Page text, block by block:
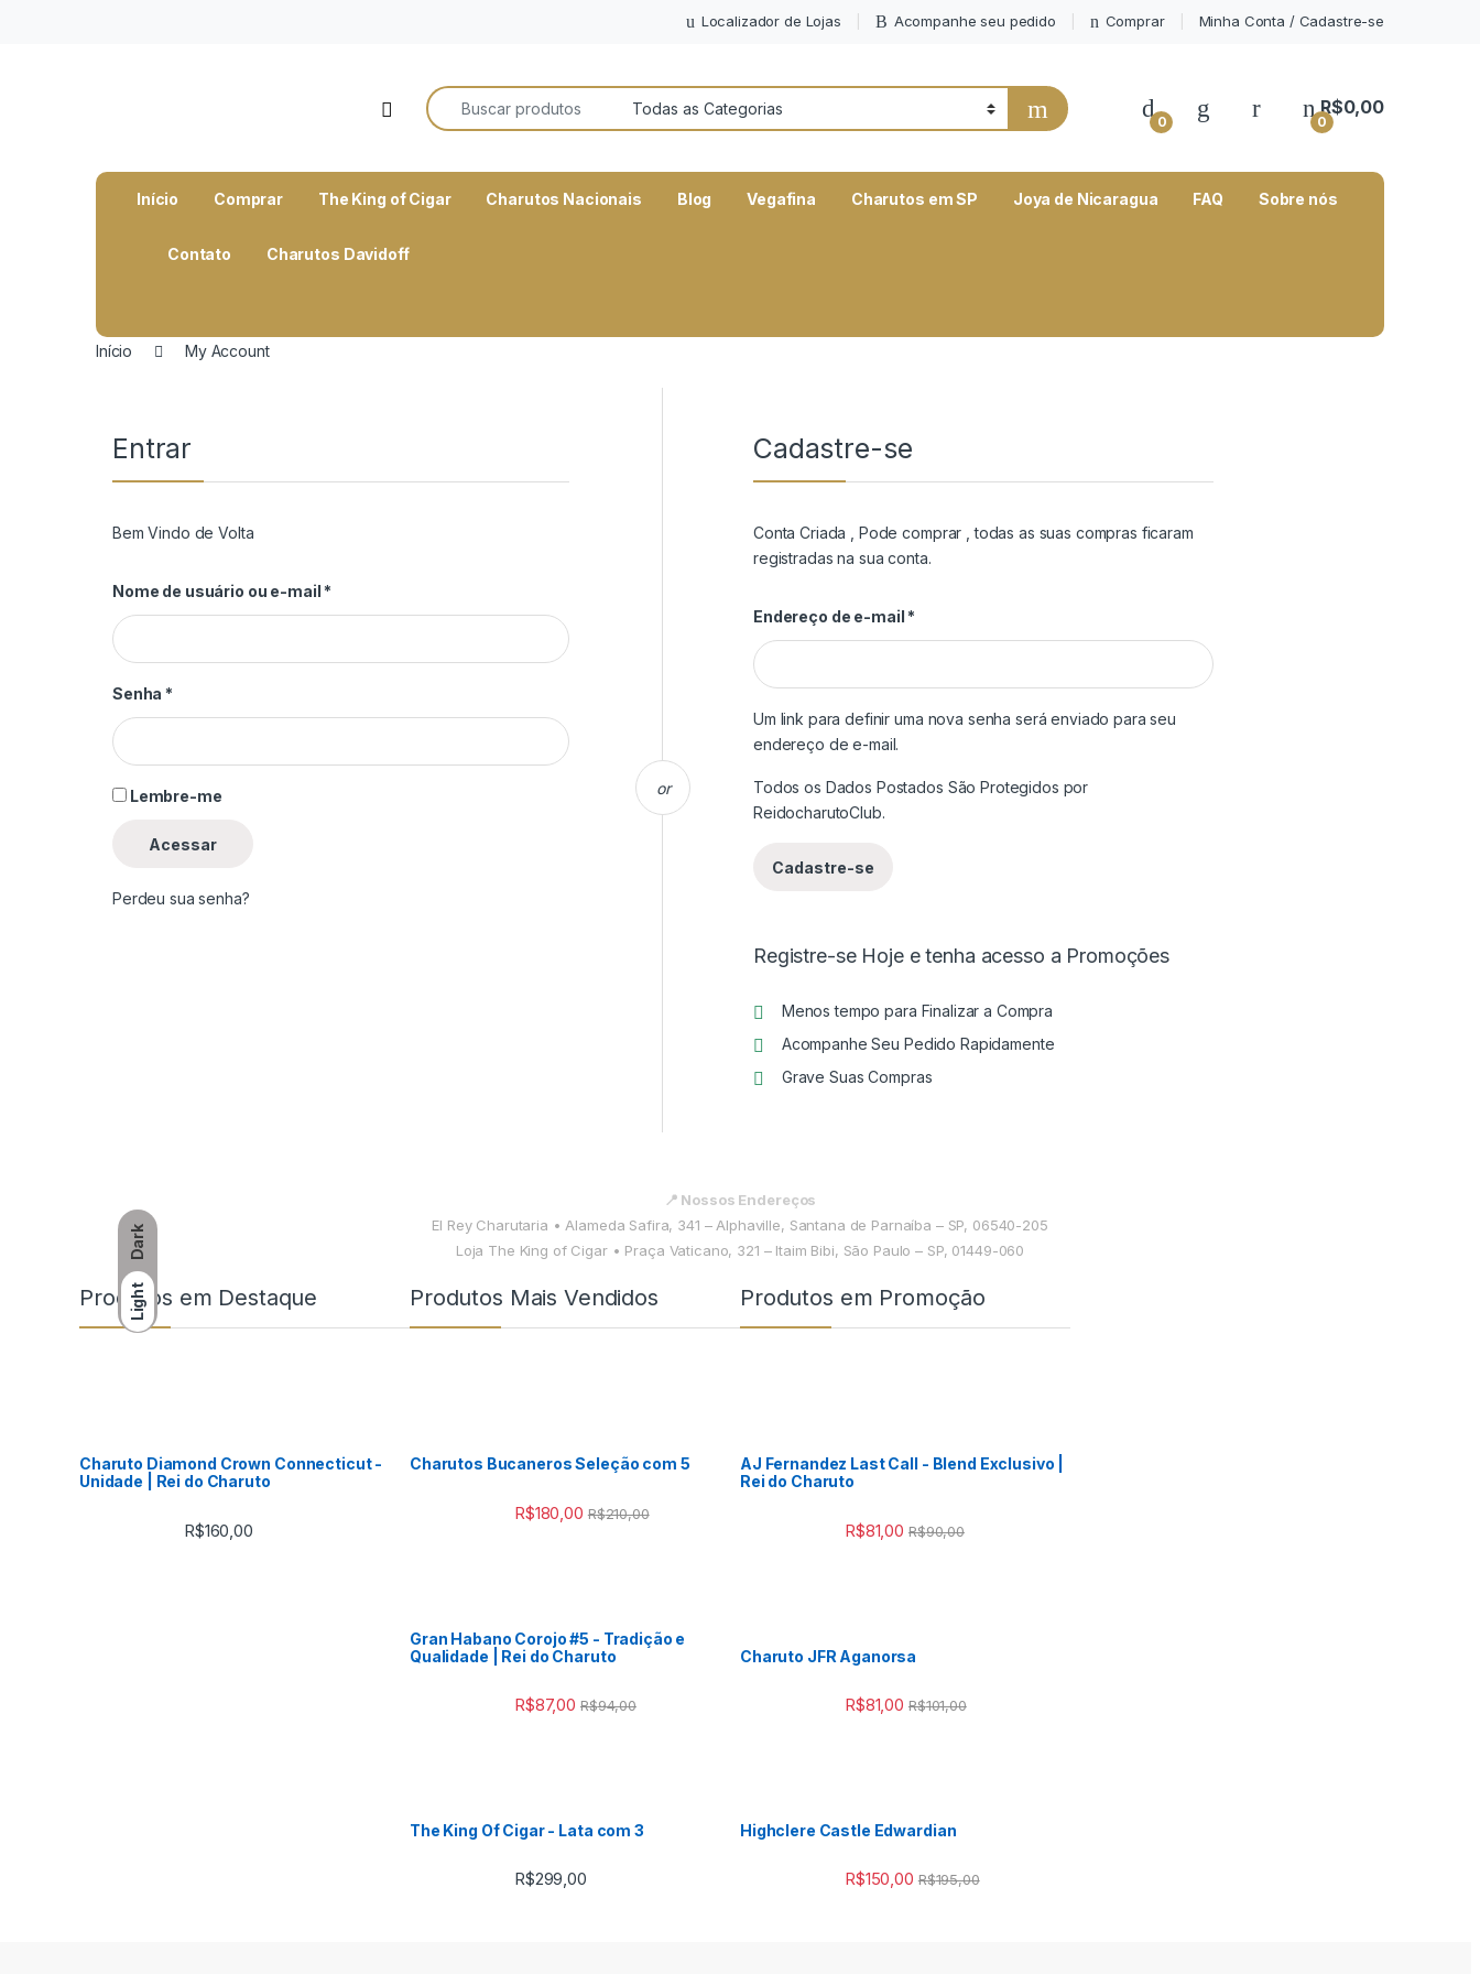
Dark
Light
Localizador de Lojas Acompanhe seu pedido Comprar Minha Conta / Cadastre-se
Open
Search for:
0
My Account
0
R$0,00
Início Comprar The King of Cigar Charutos Nacionais Blog Vegafina Charutos em SP Joya de Nicaragua FAQ Sobre nós
Contato Charutos Davidoff
Início My Account
or
Entrar
Bem Vindo de Volta
Nome de usuário ou e-mail *
Senha *
Lembre-me
Acessar
Perdeu sua senha?
Cadastre-se
Conta Criada , Pode comprar , todas as suas compras ficaram
registradas na sua conta.
Endereço de e-mail *
Um link para definir uma nova senha será enviado para seu
endereço de e-mail.
Todos os Dados Postados São Protegidos por
ReidocharutoClub.
Cadastre-se
Registre-se Hoje e tenha acesso a Promoções
Menos tempo para Finalizar a Compra
Acompanhe Seu Pedido Rapidamente
Grave Suas Compras
📍 Nossos Endereços
El Rey Charutaria • Alameda Safira, 341 – Alphaville, Santana de Parnaíba – SP, 06540-205
Loja The King of Cigar • Praça Vaticano, 321 – Itaim Bibi, São Paulo – SP, 01449-060
Produtos em Destaque
Charuto Diamond Crown Connecticut -
Unidade | Rei do Charuto
R$160,00
Produtos Mais Vendidos
Charutos Bucaneros Seleção com 5
R$180,00 R$210,00
Gran Habano Corojo #5 - Tradição e
Qualidade | Rei do Charuto
R$87,00 R$94,00
The King Of Cigar - Lata com 3
R$299,00
Produtos em Promoção
AJ Fernandez Last Call - Blend Exclusivo |
Rei do Charuto
R$81,00 R$90,00
Charuto JFR Aganorsa
R$81,00 R$101,00
Highclere Castle Edwardian
R$150,00 R$195,00